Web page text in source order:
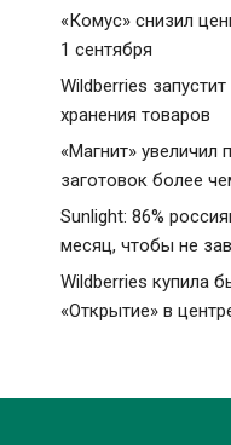
«Комус» снизил
1 сентября
Wildberries
хранения товаров
«Магнит» увеличил
заготовок более
Sunlight: 86%
месяц, чтобы не
Wildberries купила
«Открытие» в